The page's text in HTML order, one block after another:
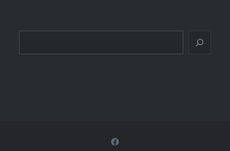
Facebook